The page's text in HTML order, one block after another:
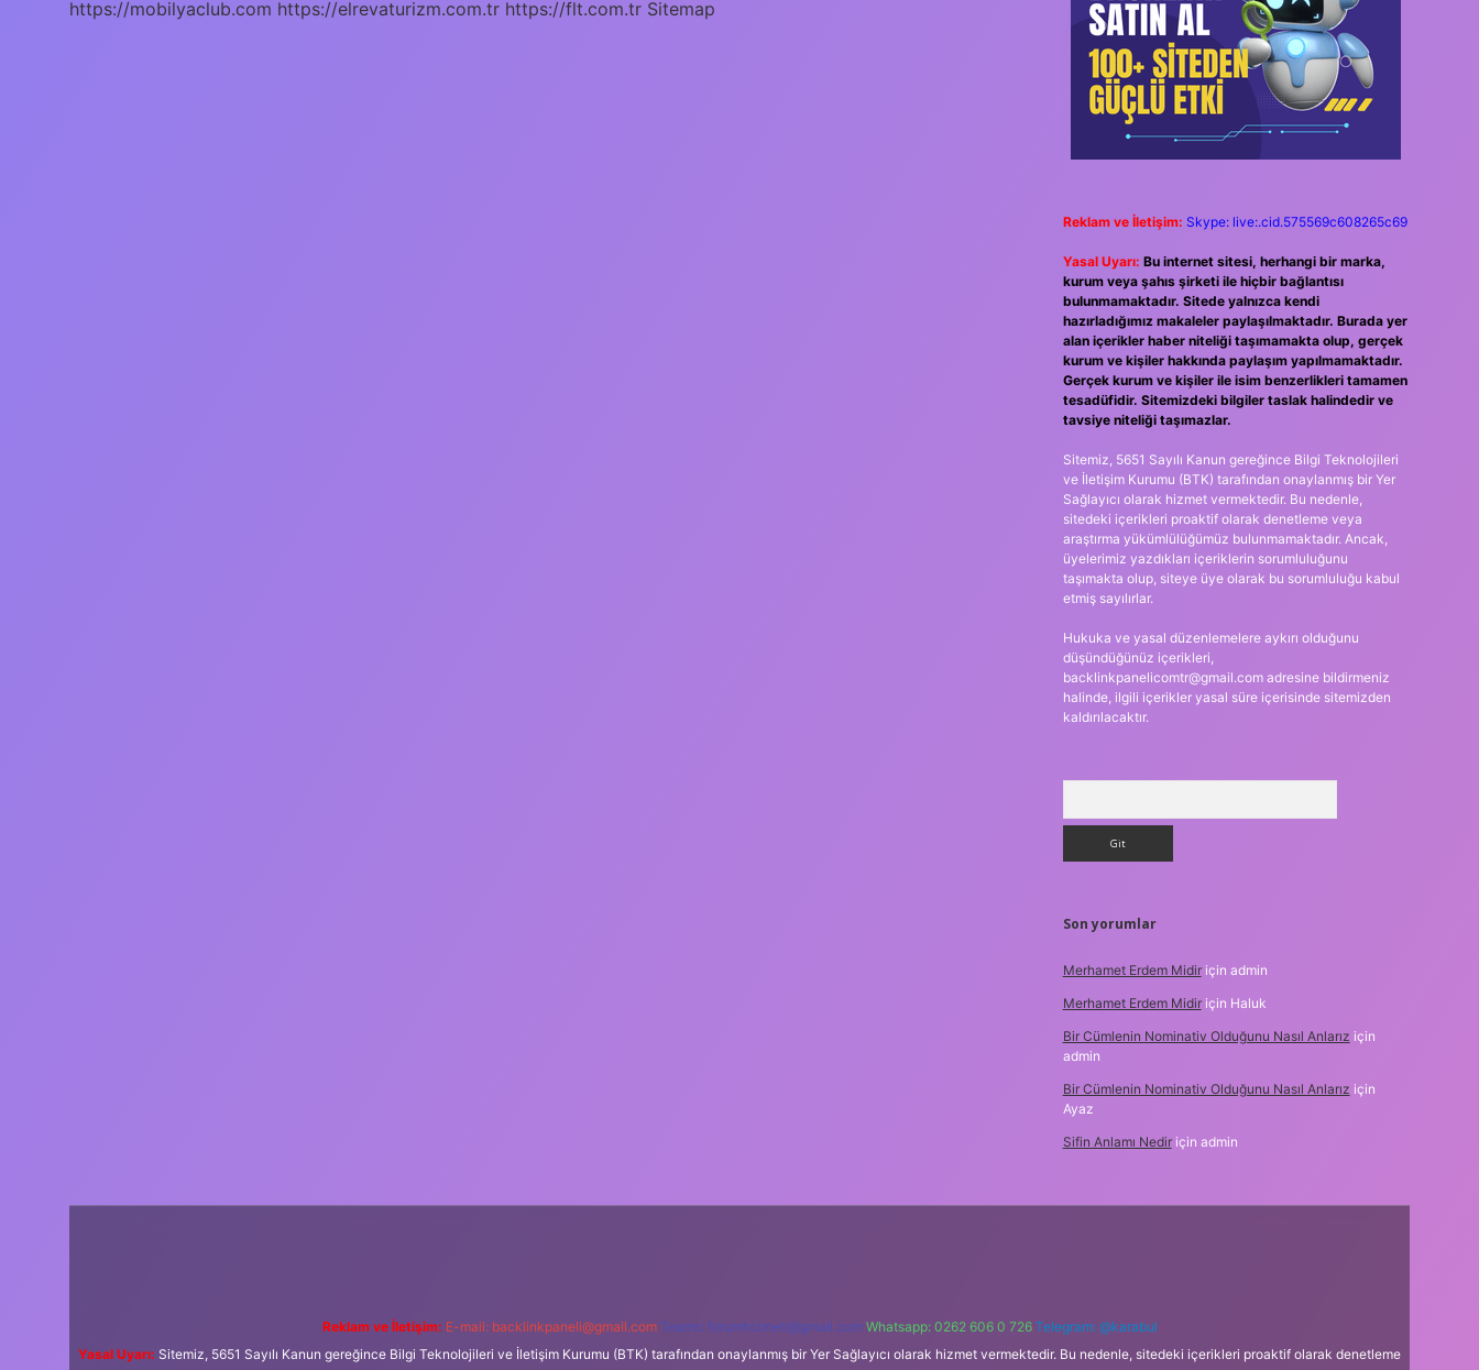
https://mobilyaclub.com https://elrevaturizm.com.tr https://flt.com.tr Sitemap
Reklam ve İletişim: Skype: live:.cid.575569c608265c69
Yasal Uyarı: Bu internet sitesi, herhangi bir marka,
kurum veya şahıs şirketi ile hiçbir bağlantısı
bulunmamaktadır. Sitede yalnızca kendi
hazırladığımız makaleler paylaşılmaktadır. Burada yer
alan içerikler haber niteliği taşımamakta olup, gerçek
kurum ve kişiler hakkında paylaşım yapılmamaktadır.
Gerçek kurum ve kişiler ile isim benzerlikleri tamamen
tesadüfidir. Sitemizdeki bilgiler taslak halindedir ve
tavsiye niteliği taşımazlar.
Sitemiz, 5651 Sayılı Kanun gereğince Bilgi Teknolojileri
ve İletişim Kurumu (BTK) tarafından onaylanmış bir Yer
Sağlayıcı olarak hizmet vermektedir. Bu nedenle,
sitedeki içerikleri proaktif olarak denetleme veya
araştırma yükümlülüğümüz bulunmamaktadır. Ancak,
üyelerimiz yazdıkları içeriklerin sorumluluğunu
taşımakta olup, siteye üye olarak bu sorumluluğu kabul
etmiş sayılırlar.
Hukuka ve yasal düzenlemelere aykırı olduğunu
düşündüğünüz içerikleri,
backlinkpanelicomtr@gmail.comadresine bildirmeniz
halinde, ilgili içerikler yasal süre içerisinde sitemizden
kaldırılacaktır.
Son yorumlar
Merhamet Erdem Midiriçin admin
Merhamet Erdem Midiriçin Haluk
Bir Cümlenin Nominativ Olduğunu Nasıl Anlarız için
admin
Bir Cümlenin Nominativ Olduğunu Nasıl Anlarız için
Ayaz
Sifin Anlamı Nediriçin admin
Reklam ve İletişim: E-mail: backlinkpaneli@gmail.com Teams: forumhizmeti@gmail.com Whatsapp: 0262 606 0 726 Telegram: @karabul
Yasal Uyarı: Sitemiz, 5651 Sayılı Kanun gereğince Bilgi Teknolojileri ve İletişim Kurumu (BTK) tarafından onaylanmış bir Yer Sağlayıcı olarak hizmet vermektedir. Bu nedenle, sitedeki içerikleri proaktif olarak denetleme